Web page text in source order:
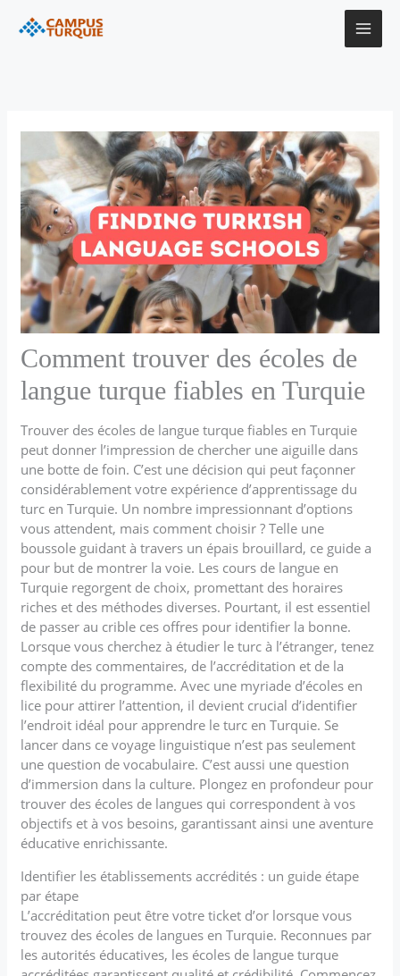
Comment trouver des écoles de
langue turque fiables en Turquie
Trouver des écoles de langue turque fiables en Turquie
peut donner l’impression de chercher une aiguille dans
une botte de foin. C’est une décision qui peut façonner
considérablement votre expérience d’apprentissage du
turc en Turquie. Un nombre impressionnant d’options
vous attendent, mais comment choisir ? Telle une
boussole guidant à travers un épais brouillard, ce guide a
pour but de montrer la voie. Les cours de langue en
Turquie regorgent de choix, promettant des horaires
riches et des méthodes diverses. Pourtant, il est essentiel
de passer au crible ces offres pour identifier la bonne.
Lorsque vous cherchez à étudier le turc à l’étranger, tenez
compte des commentaires, de l’accréditation et de la
flexibilité du programme. Avec une myriade d’écoles en
lice pour attirer l’attention, il devient crucial d’identifier
l’endroit idéal pour apprendre le turc en Turquie. Se
lancer dans ce voyage linguistique n’est pas seulement
une question de vocabulaire. C’est aussi une question
d’immersion dans la culture. Plongez en profondeur pour
trouver des écoles de langues qui correspondent à vos
objectifs et à vos besoins, garantissant ainsi une aventure
éducative enrichissante.
Identifier les établissements accrédités : un guide étape
par étape
L’accréditation peut être votre ticket d’or lorsque vous
trouvez des écoles de langues en Turquie. Reconnues par
les autorités éducatives, les écoles de langue turque